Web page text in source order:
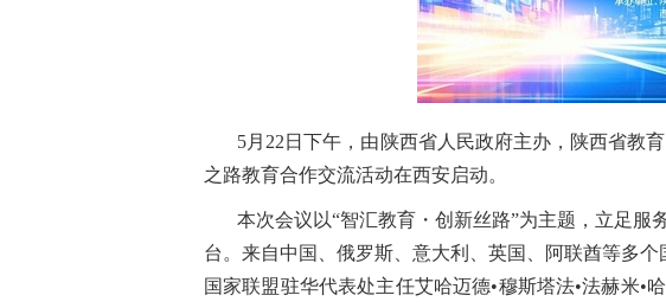
5月22日下午，由陕西省人民政府主办，陕西省教
之路教育合作交流活动在西安启动。
本次会议以“智汇教育・创新丝路”为主题，立足
台。来自中国、俄罗斯、意大利、英国、阿联酋等多
国家联盟驻华代表处主任艾哈迈德•穆斯塔法•法赫米•